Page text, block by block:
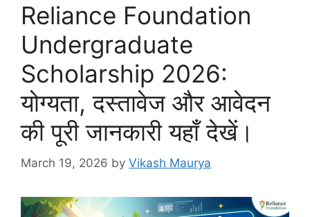
Reliance Foundation
Undergraduate
Scholarship 2026:
योग्यता, दस्तावेज और आवेदन
की पूरी जानकारी यहाँ देखें।
March 19, 2026 by Vikash Maurya